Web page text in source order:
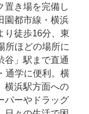
置き場を完備し
園都市線・横浜
り徒歩16分、東
所ほどの場所に
谷」駅まで直通
通学に便利。横
横浜駅方面への
パーやドラッグ